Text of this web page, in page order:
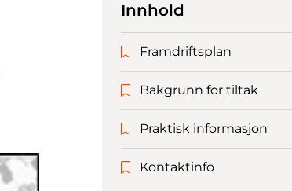
Innhold
Framdriftsplan
Bakgrunn for tiltak
Praktisk informasjon
Kontaktinfo